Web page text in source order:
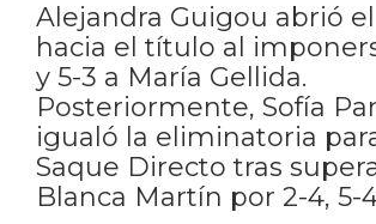
Alejandra Guigou abrió
hacia el título al
y 5-3 a María Gellida.
Posteriormente, Sofía
igualó la eliminatoria
Saque Directo tras
Blanca Martín por 2-4, 5-4